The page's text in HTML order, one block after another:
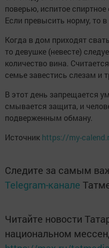
поверью, испитое спиртное
Если превысить норму, то
Когда в дом приходят
то девушке (невесте)
количество вина.
семье завестись слезам и
В этот день запрещается
смывается защита, и
подверженным обману.
Источник https://my-
Следите за самым
Telegram-канале
Читайте новости
национальном